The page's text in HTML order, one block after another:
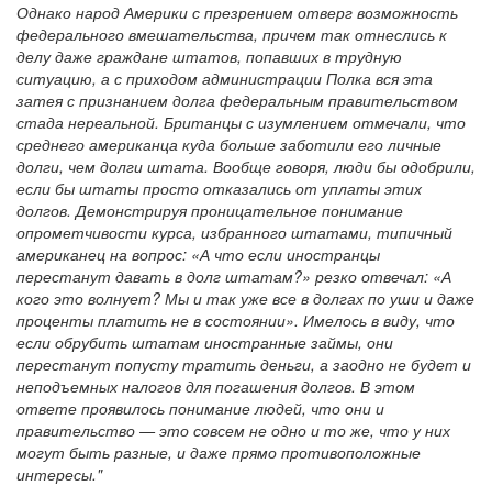
Однако народ Америки с презрением отверг возможность
федерального вмешательства, причем так отнеслись к
делу даже граждане штатов, попавших в трудную
ситуацию, а с приходом администрации Полка вся эта
затея с признанием долга федеральным правительством
стада нереальной. Британцы с изумлением отмечали, что
среднего американца куда больше заботили его личные
долги, чем долги штата. Вообще говоря, люди бы одобрили,
если бы штаты просто отказались от уплаты этих
долгов. Демонстрируя проницательное понимание
опрометчивости курса, избранного штатами, типичный
американец на вопрос: «А что если иностранцы
перестанут давать в долг штатам?» резко отвечал: «А
кого это волнует? Мы и так уже все в долгах по уши и даже
проценты платить не в состоянии». Имелось в виду, что
если обрубить штатам иностранные займы, они
перестанут попусту тратить деньги, а заодно не будет и
неподъемных налогов для погашения долгов. В этом
ответе проявилось понимание людей, что они и
правительство — это совсем не одно и то же, что у них
могут быть разные, и даже прямо противоположные
интересы."